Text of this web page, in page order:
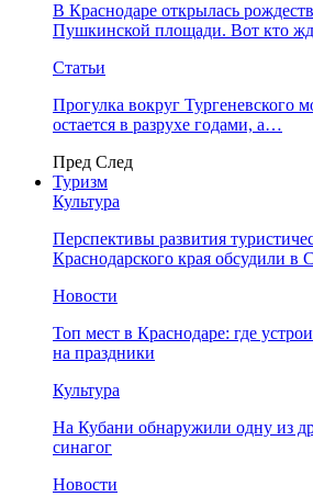
В Краснодаре открылась
Пушкинской площади. Вот кто
Статьи
Прогулка вокруг Тургеневского
остается в разрухе годами, а…
Пред След
Туризм
Культура
Перспективы развития
Краснодарского края обсудили в
Новости
Топ мест в Краснодаре: где
на праздники
Культура
На Кубани обнаружили одну из
синагог
Новости